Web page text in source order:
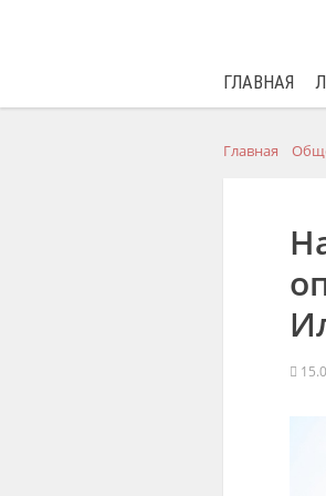
ГЛАВНАЯ
Главная